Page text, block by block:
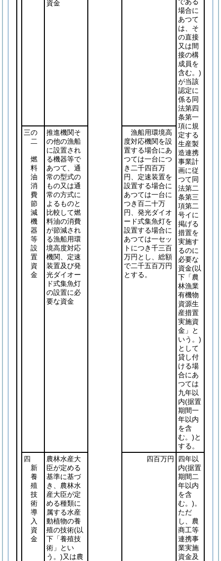
場合に
あつて
は、そ
の直接
又は間
接の構
成員を
含む。)
が当該
認定に
係る同
法第四
条第一
項に規
定する
生産製
造連携
事業計
画に従
つて同
法第二
条第三
項第二
号イに
掲げる
措置を
実施す
るのに
必要な
資金(以
下「農
林漁業
有機物
資源生
産措置
実施資
金」と
いう。)
として
貸し付
ける場
合にあ
つては
九年以
内(据置
期間一
年以内
を含
む。)と
する。
資金
三の
二
燃
料
油
消
費
節
減
機
器
等
設
置
資
金
推進機関そ
の他の漁船
に設置され
る機器等で
あつて、通
常の型式の
もの又は通
常の方式に
よるものと
比較して燃
料油の消費
が節減され
る漁船用環
境高度対応
機関、定速
装置及び発
光ダイオー
ド式集魚灯
の設置に必
要な資金
漁船用環境高
度対応機関を設
置する場合にあ
つては一台につ
き二千四百万
円、定速装置を
設置する場合に
あつては一台に
つき百二十万
円、発光ダイオ
ード式集魚灯を
設置する場合に
あつては一セッ
トにつき千三百
万円とし、総額
で二千五百万円
とする。
四
新
養
殖
技
術
導
入
資
金
農林水産大
臣が定める
基準に基づ
き、農林水
産大臣が定
める種類に
属する水産
動植物の養
殖の技術(以
下「養殖技
術」とい
う。)又は農
四百万円
四年以
内(据置
期間二
年以内
を含
む。)。
ただ
し、農
商工等
連携事
業実施
資金及